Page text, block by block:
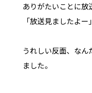
ありがたいことに
「放送見ましたよ
うれしい反面、なん
ました。